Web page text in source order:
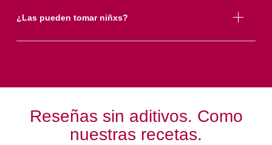
¿Las pueden tomar niñxs?
Reseñas sin aditivos. Como
nuestras recetas.